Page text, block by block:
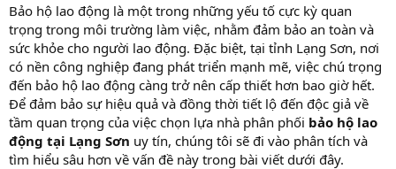
Bảo hộ lao động là một trong những yếu tố cực kỳ quan
trọng trong môi trường làm việc, nhằm đảm bảo an toàn và
sức khỏe cho người lao động. Đặc biệt, tại tỉnh Lạng Sơn, nơi
có nền công nghiệp đang phát triển mạnh mẽ, việc chú trọng
đến bảo hộ lao động càng trở nên cấp thiết hơn bao giờ hết.
Để đảm bảo sự hiệu quả và đồng thời tiết lộ đến độc giả về
tầm quan trọng của việc chọn lựa nhà phân phối bảo hộ lao
động tại Lạng Sơn uy tín, chúng tôi sẽ đi vào phân tích và
tìm hiểu sâu hơn về vấn đề này trong bài viết dưới đây.